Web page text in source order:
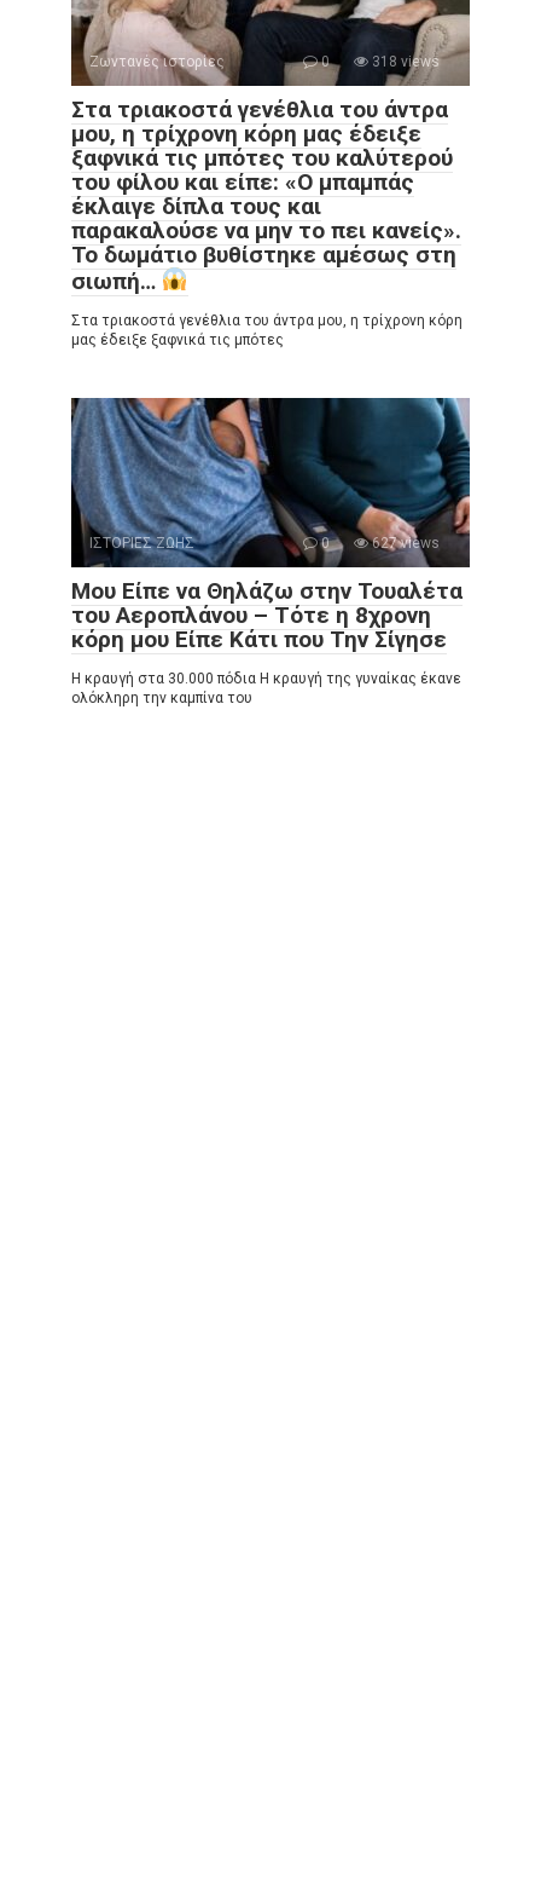
Ζωντανές ιστορίες 0 318 views
Στα τριακοστά γενέθλια του άντρα
μου, η τρίχρονη κόρη μας έδειξε
ξαφνικά τις μπότες του καλύτερού
του φίλου και είπε: «Ο μπαμπάς
έκλαιγε δίπλα τους και
παρακαλούσε να μην το πει κανείς».
Το δωμάτιο βυθίστηκε αμέσως στη
σιωπή…
Στα τριακοστά γενέθλια του άντρα μου, η τρίχρονη κόρη
μας έδειξε ξαφνικά τις μπότες
ΙΣΤΟΡΙΕΣ ΖΩΗΣ 0 627 views
Μου Είπε να Θηλάζω στην Τουαλέτα
του Αεροπλάνου – Τότε η 8χρονη
κόρη μου Είπε Κάτι που Την Σίγησε
Η κραυγή στα 30.000 πόδια Η κραυγή της γυναίκας έκανε
ολόκληρη την καμπίνα του